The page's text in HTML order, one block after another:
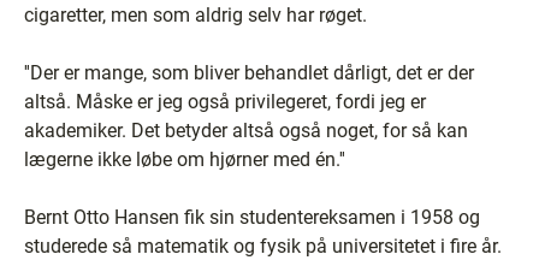
cigaretter, men som aldrig selv har røget.
''Der er mange, som bliver behandlet dårligt, det er der
altså. Måske er jeg også privilegeret, fordi jeg er
akademiker. Det betyder altså også noget, for så kan
lægerne ikke løbe om hjørner med én.''
Bernt Otto Hansen fik sin studentereksamen i 1958 og
studerede så matematik og fysik på universitetet i fire år.